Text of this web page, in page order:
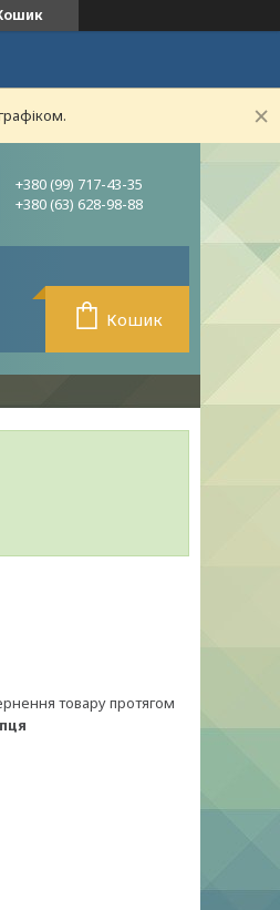
+380 (99) 717-43-35
+380 (63) 628-98-88
Кошик
товару протягом